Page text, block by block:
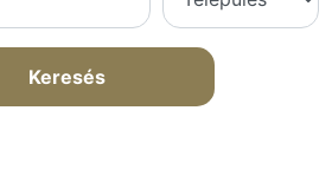
Keresés